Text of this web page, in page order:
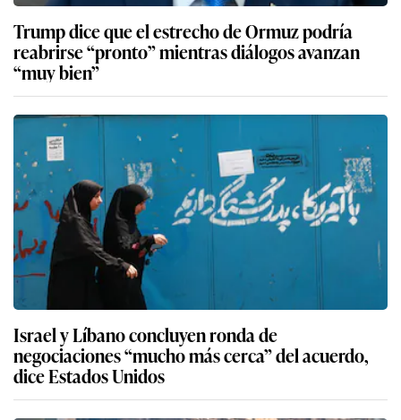
Trump dice que el estrecho de Ormuz podría
reabrirse “pronto” mientras diálogos avanzan
“muy bien”
Israel y Líbano concluyen ronda de
negociaciones “mucho más cerca” del acuerdo,
dice Estados Unidos